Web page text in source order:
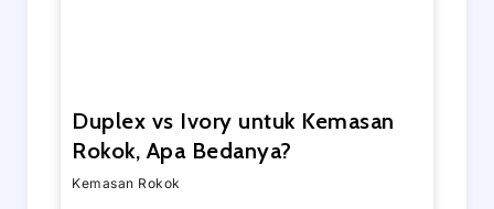
Duplex vs Ivory untuk Kemasan
Rokok, Apa Bedanya?
Kemasan Rokok